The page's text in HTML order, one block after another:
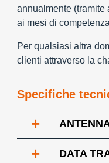
annualmente (tramite
ai mesi di
Per qualsiasi altra
clienti attraverso la
Specifiche
+
+ DATA